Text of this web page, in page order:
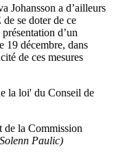
Johansson a d’ailleurs
se doter de ce
d’un
19 décembre, dans
de ces mesures
la loi' du Conseil de
de la Commission
Paulic)